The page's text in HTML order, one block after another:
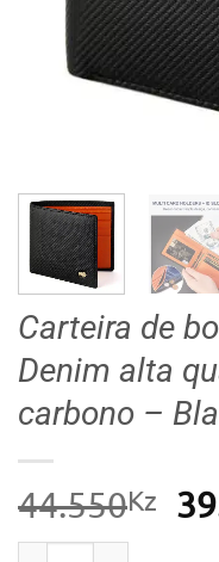
Carteira de
Denim alta
carbono –
44.550Kz
O